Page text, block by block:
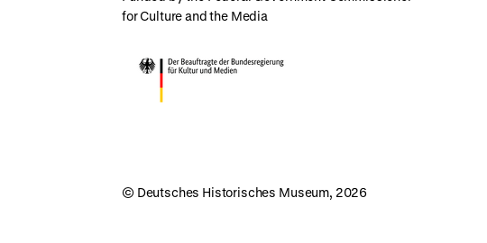
for Culture and the Media
© Deutsches Historisches Museum, 2026